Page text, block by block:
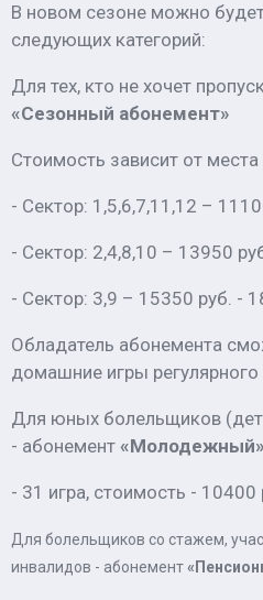
В новом сезоне можно
следующих категорий:
Для тех, кто не хочет
«Сезонный абонемент»
Стоимость зависит от места
- Сектор: 1,5,6,7,11,12 –
- Сектор: 2,4,8,10 – 13950
- Сектор: 3,9 – 15350 руб. -
Обладатель абонемента
домашние игры
Для юных болельщиков
- абонемент «Молодежный»
- 31 игра, стоимость - 10400
Для болельщиков со стажем,
инвалидов - абонемент